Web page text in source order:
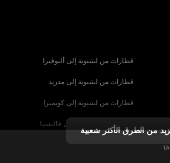
قطارات من لشبونة إلى ألبوفيرا
قطارات من لشبونة إلى مدريد
قطارات من لشبونة إلى كويمبرا
قطارات من برشلونة إلى فالنسيا
من الطرق الأكثر شعبية